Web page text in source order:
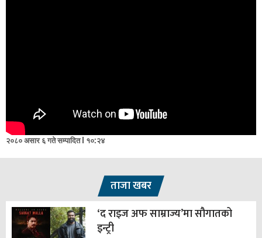
२०८० असार ६ गते सम्पादित l १०:२४
ताजा खबर
‘द राइज अफ साम्राज्य’मा सौगातको
इन्ट्री